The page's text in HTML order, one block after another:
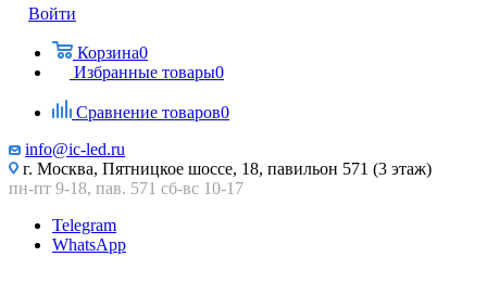
Войти
Корзина0
Избранные товары0
Сравнение товаров0
info@ic-led.ru
г. Москва, Пятницкое шоссе, 18, павильон 571 (3 этаж)
пн-пт 9-18, пав. 571 сб-вс 10-17
Telegram
WhatsApp